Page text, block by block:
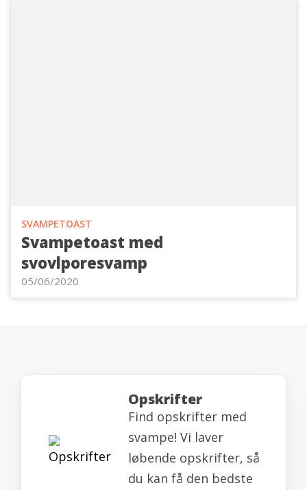
SVAMPETOAST
Svampetoast med
svovlporesvamp
05/06/2020
Opskrifter
Find opskrifter med
svampe! Vi laver
løbende opskrifter, så
du kan få den bedste